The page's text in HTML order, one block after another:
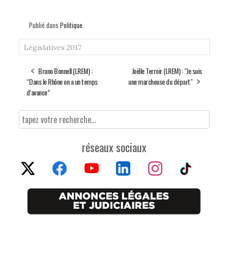
Publié dans Politique
Législatives 2017
Bruno Bonnell (LREM) :
“Dans le Rhône on a un temps
d’avance”
Joëlle Terroir (LREM) : "Je suis
une marcheuse du départ"
réseaux sociaux